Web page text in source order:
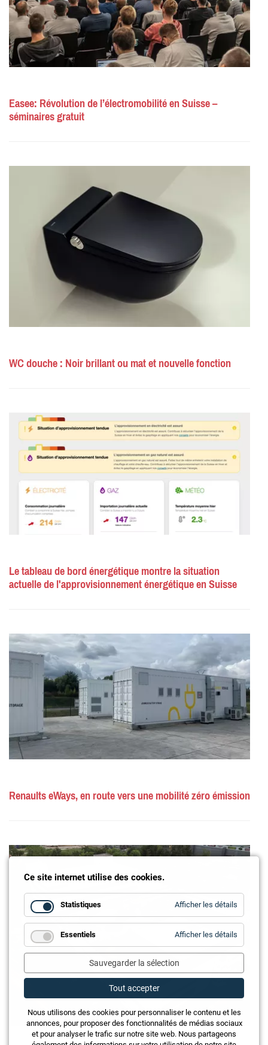
Easee: Révolution de l’électromobilité en Suisse –
séminaires gratuit
WC douche : Noir brillant ou mat et nouvelle fonction
Le tableau de bord énergétique montre la situation
actuelle de l'approvisionnement énergétique en Suisse
Renaults eWays, en route vers une mobilité zéro émission
Ce site internet utilise des cookies.
Statistiques Afficher les détails
Essentiels Afficher les détails
Sauvegarder la sélection
Tout accepter
Nous utilisons des cookies pour personnaliser le contenu et les
annonces, pour proposer des fonctionnalités de médias sociaux
et pour analyser le trafic sur notre site web. Nous partageons